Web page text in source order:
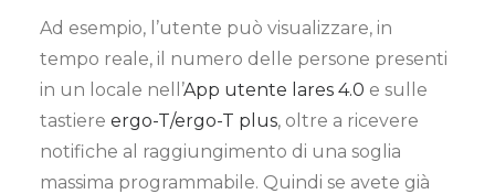
Ad esempio, l’utente può visualizzare, in
tempo reale, il numero delle persone presenti
in un locale nell’App utente lares 4.0 e sulle
tastiere ergo-T/ergo-T plus, oltre a ricevere
notifiche al raggiungimento di una soglia
massima programmabile. Quindi se avete già